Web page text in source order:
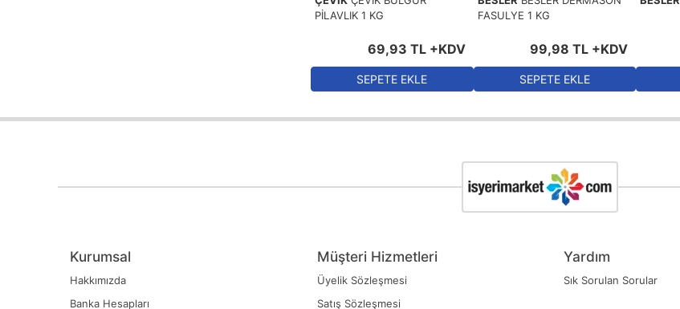
PİLAVLIK 1 KG
69,93 TL+KDV
SEPETE EKLE
FASULYE 1 KG
99,98 TL +KDV
SEPETE EKLE
Kurumsal
Hakkımızda
Banka Hesapları
Müşteri Hizmetleri
Üyelik Sözleşmesi
Satış Sözleşmesi
Yardım
Sık Sorulan Sorular